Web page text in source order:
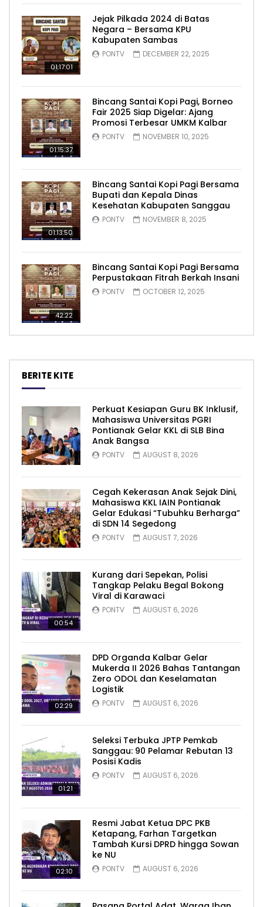
01:17:01
Jejak Pilkada 2024 di Batas
Negara – Bersama KPU
Kabupaten Sambas
PONTV DECEMBER 22, 2025
01:15:37
Bincang Santai Kopi Pagi, Borneo
Fair 2025 Siap Digelar: Ajang
Promosi Terbesar UMKM Kalbar
PONTV NOVEMBER 10, 2025
01:13:50
Bincang Santai Kopi Pagi Bersama
Bupati dan Kepala Dinas
Kesehatan Kabupaten Sanggau
PONTV NOVEMBER 8, 2025
42:22
Bincang Santai Kopi Pagi Bersama
Perpustakaan Fitrah Berkah Insani
PONTV OCTOBER 12, 2025
BERITE KITE
Perkuat Kesiapan Guru BK Inklusif,
Mahasiswa Universitas PGRI
Pontianak Gelar KKL di SLB Bina
Anak Bangsa
PONTV AUGUST 8, 2026
Cegah Kekerasan Anak Sejak Dini,
Mahasiswa KKL IAIN Pontianak
Gelar Edukasi “Tubuhku Berharga”
di SDN 14 Segedong
PONTV AUGUST 7, 2026
00:54
Kurang dari Sepekan, Polisi
Tangkap Pelaku Begal Bokong
Viral di Karawaci
PONTV AUGUST 6, 2026
02:29
DPD Organda Kalbar Gelar
Mukerda II 2026 Bahas Tantangan
Zero ODOL dan Keselamatan
Logistik
PONTV AUGUST 6, 2026
01:21
Seleksi Terbuka JPTP Pemkab
Sanggau: 90 Pelamar Rebutan 13
Posisi Kadis
PONTV AUGUST 6, 2026
02:10
Resmi Jabat Ketua DPC PKB
Ketapang, Farhan Targetkan
Tambah Kursi DPRD hingga Sowan
ke NU
PONTV AUGUST 6, 2026